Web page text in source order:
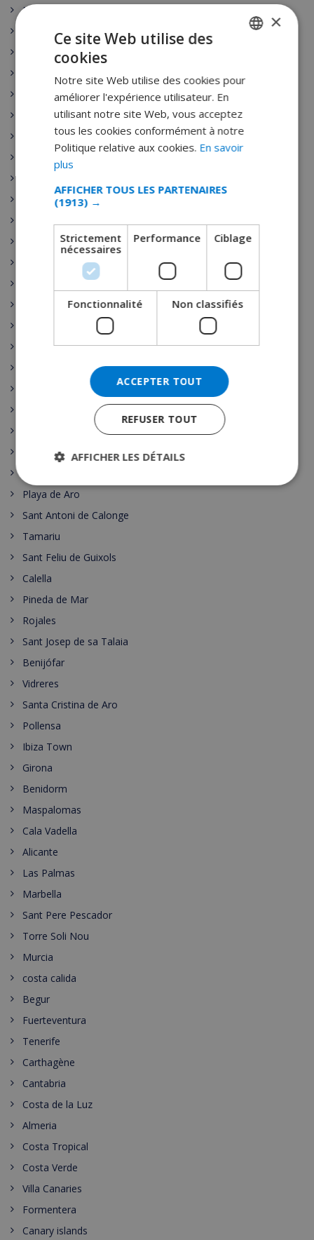
Majorque
Mallorca
Menorca
Gran Canaria
Malgrat de Mar
Playa de Aro
Sant Antoni de Calonge
Tamariu
Sant Feliu de Guixols
Calella
Pineda de Mar
Rojales
Sant Josep de sa Talaia
Benijófar
Vidreres
Santa Cristina de Aro
Pollensa
Ibiza Town
Girona
Benidorm
Maspalomas
Cala Vadella
Alicante
Las Palmas
Marbella
Sant Pere Pescador
Torre Soli Nou
Murcia
costa calida
Begur
Fuerteventura
Tenerife
Carthagène
Cantabria
Costa de la Luz
Almeria
Costa Tropical
Costa Verde
Villa Canaries
Formentera
Canary islands
DUTCH
SPANISH
GERMAN
DANISH
×
Ce site Web utilise des
cookies
Notre site Web utilise des cookies pour
améliorer l'expérience utilisateur. En
utilisant notre site Web, vous acceptez
tous les cookies conformément à notre
Politique relative aux cookies. En savoir
plus
AFFICHER TOUS LES PARTENAIRES
(1913) →
Strictement
nécessaires
Performance Ciblage
Fonctionnalité Non classifiés
ACCEPTER TOUT
REFUSER TOUT
AFFICHER LES DÉTAILS